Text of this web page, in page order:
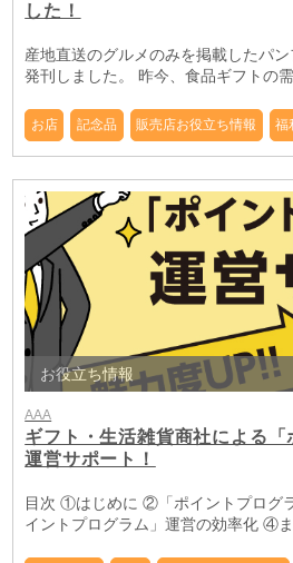
した！
産地直送のグルメのみを掲載したパ
発刊しました。 昨今、食品ギフトの
お店 記念品 販売店お役立ち情報 福
お役立ち情報
AAA
ギフト・生活雑貨商社による「
運営サポート！
目次 ①はじめに ②「ポイントプログ
イントプログラム」運営の効率化 ④ま